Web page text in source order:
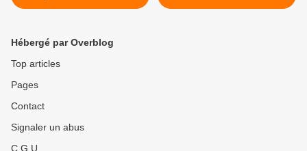
Hébergé par Overblog
Top articles
Pages
Contact
Signaler un abus
C.G.U.